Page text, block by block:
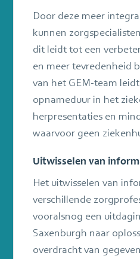
Door deze meer
kunnen
dit leidt tot een
en meer tevredenheid
van het GEM-team
opnameduur in het
herpresentaties en
waarvoor geen
Uitwisselen van
Het uitwisselen van
verschillende
vooralsnog een
Saxenburgh naar
overdracht van